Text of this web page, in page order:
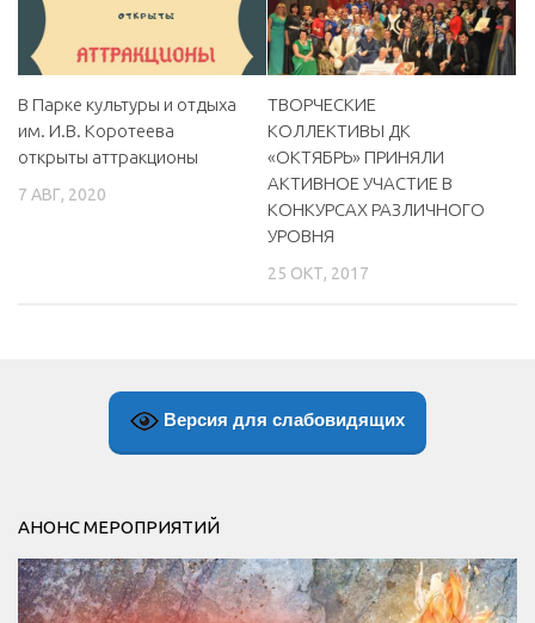
МБУ Парк культуры и отдыха им. И.В. Коротеева
МБУК «Централизованная библиотечная система»
ДК «Россия»
Афиша
Независимая оценка качества
В Парке культуры и отдыха
им. И.В. Коротеева
открыты аттракционы
7 АВГ, 2020
ТВОРЧЕСКИЕ
КОЛЛЕКТИВЫ ДК
«ОКТЯБРЬ» ПРИНЯЛИ
АКТИВНОЕ УЧАСТИЕ В
КОНКУРСАХ РАЗЛИЧНОГО
УРОВНЯ
25 ОКТ, 2017
Версия для слабовидящих
АНОНС МЕРОПРИЯТИЙ